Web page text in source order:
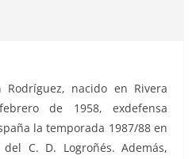
Rodríguez, nacido en Rivera
de 1958, exdefensa
la temporada 1987/88 en
C. D. Logroñés. Además,